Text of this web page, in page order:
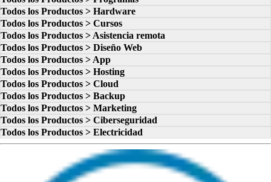
Todos los Productos > Hardware
Todos los Productos > Cursos
Todos los Productos > Asistencia remota
Todos los Productos > Diseño Web
Todos los Productos > App
Todos los Productos > Hosting
Todos los Productos > Cloud
Todos los Productos > Backup
Todos los Productos > Marketing
Todos los Productos > Ciberseguridad
Todos los Productos > Electricidad